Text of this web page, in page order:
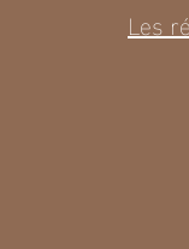
Les